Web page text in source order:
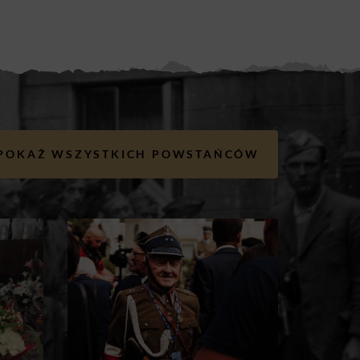
WSZYSTKICH POWSTAŃCÓW